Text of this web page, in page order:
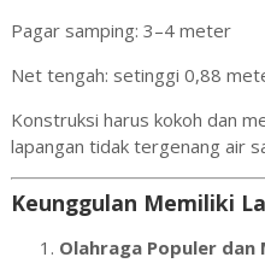
Pagar samping: 3–4 meter
Net tengah: setinggi 0,88
Konstruksi harus kokoh dan
lapangan tidak tergenang air
Keunggulan Memiliki
Olahraga Populer dan